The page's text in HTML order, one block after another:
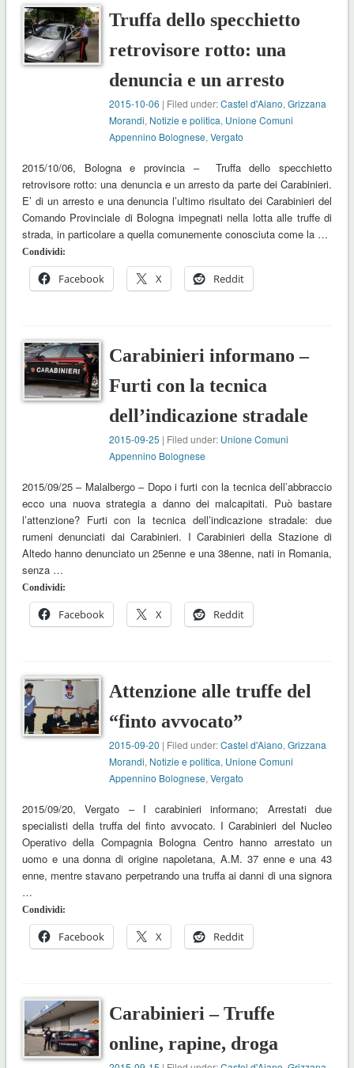
Truffa dello specchietto
retrovisore rotto: una
denuncia e un arresto
2015-10-06 | Filed under:Castel d'Aiano,Grizzana
Morandi, Notizie e politica, Unione Comuni
Appennino Bolognese,Vergato
2015/10/06, Bologna e provincia – Truffa dello specchietto
retrovisore rotto: una denuncia e un arresto da parte dei Carabinieri.
E’ di un arresto e una denuncia l’ultimo risultato dei Carabinieri del
Comando Provinciale di Bologna impegnati nella lotta alle truffe di
strada, in particolare a quella comunemente conosciuta come la …
Condividi:
Facebook X Reddit
Carabinieri informano –
Furti con la tecnica
dell’indicazione stradale
2015-09-25 | Filed under: Unione Comuni
Appennino Bolognese
2015/09/25 – Malalbergo – Dopo i furti con la tecnica dell’abbraccio
ecco una nuova strategia a danno dei malcapitati. Può bastare
l’attenzione? Furti con la tecnica dell’indicazione stradale: due
rumeni denunciati dai Carabinieri. I Carabinieri della Stazione di
Altedo hanno denunciato un 25enne e una 38enne, nati in Romania,
senza …
Condividi:
Facebook X Reddit
Attenzione alle truffe del
“finto avvocato”
2015-09-20 | Filed under:Castel d'Aiano,Grizzana
Morandi, Notizie e politica, Unione Comuni
Appennino Bolognese,Vergato
2015/09/20, Vergato – I carabinieri informano; Arrestati due
specialisti della truffa del finto avvocato. I Carabinieri del Nucleo
Operativo della Compagnia Bologna Centro hanno arrestato un
uomo e una donna di origine napoletana, A.M. 37 enne e una 43
enne, mentre stavano perpetrando una truffa ai danni di una signora
…
Condividi:
Facebook X Reddit
Carabinieri – Truffe
online, rapine, droga